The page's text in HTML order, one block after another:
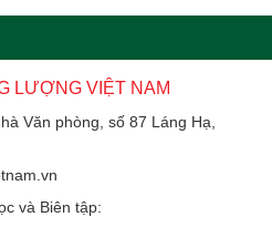
LƯỢNG VIỆT NAM
Văn phòng, số 87 Láng Hạ,
và Biên tập: